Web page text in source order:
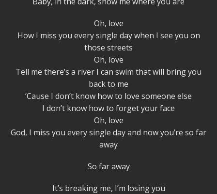
Oh, love
How I miss you every single day when I see you on
those streets
Oh, love
Tell me there’s a river I can swim that will bring you
back to me
‘Cause I don’t know how to love someone else
I don’t know how to forget your face
Oh, love
God, I miss you every single day and now you’re so far
away
So far away
It’s breaking me, I’m losing you